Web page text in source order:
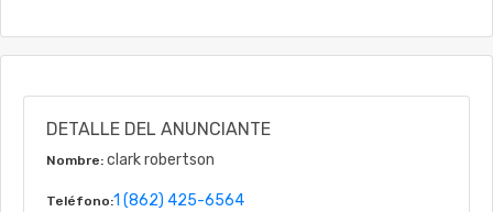
DETALLE DEL ANUNCIANTE
Nombre: clark robertson
Teléfono:1 (862) 425-6564